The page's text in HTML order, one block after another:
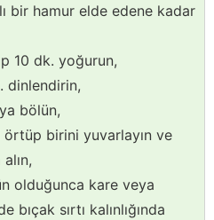
bir hamur elde edene kadar
10 dk. yoğurun,
dinlendirin,
bölün,
örtüp birini yuvarlayın ve
olduğunca kare veya
sırtı kalınlığında